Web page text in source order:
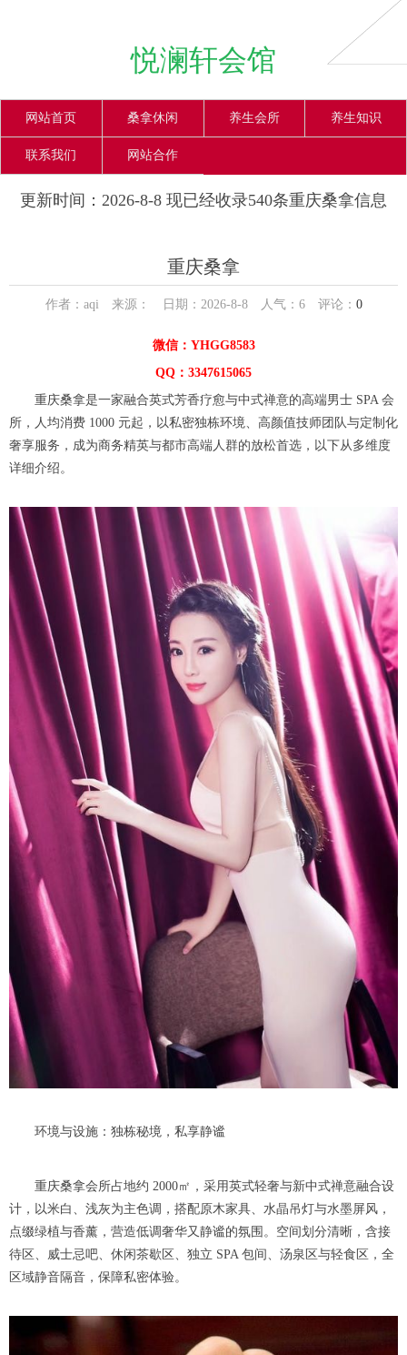
悦澜轩会馆
网站首页 桑拿休闲 养生会所 养生知识
联系我们 网站合作
更新时间：2026-8-8 现已经收录540条重庆桑拿信息
重庆桑拿
作者：aqi 来源： 日期：2026-8-8 人气： 6评论： 0
微信：YHGG8583
QQ：3347615065
重庆桑拿是一家融合英式芳香疗愈与中式禅意的高端男士 SPA 会
所，人均消费 1000 元起，以私密独栋环境、高颜值技师团队与定制化
奢享服务，成为商务精英与都市高端人群的放松首选，以下从多维度
详细介绍。
环境与设施：独栋秘境，私享静谧
重庆桑拿会所占地约 2000㎡，采用英式轻奢与新中式禅意融合设
计，以米白、浅灰为主色调，搭配原木家具、水晶吊灯与水墨屏风，
点缀绿植与香薰，营造低调奢华又静谧的氛围。空间划分清晰，含接
待区、威士忌吧、休闲茶歇区、独立 SPA 包间、汤泉区与轻食区，全
区域静音隔音，保障私密体验。